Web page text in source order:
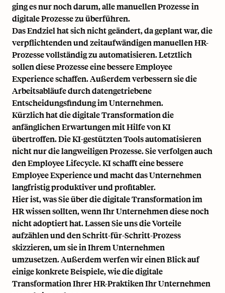
ging es nur noch darum, alle manuellen Prozesse in
digitale Prozesse zu überführen.
Das Endziel hat sich nicht geändert, da geplant war, die
verpflichtenden und zeitaufwändigen manuellen HR-
Prozesse vollständig zu automatisieren. Letztlich
sollen diese Prozesse eine bessere Employee
Experience schaffen. Außerdem verbessern sie die
Arbeitsabläufe durch datengetriebene
Entscheidungsfindung im Unternehmen.
Kürzlich hat die digitale Transformation die
anfänglichen Erwartungen mit Hilfe von KI
übertroffen. Die KI-gestützten Tools automatisieren
nicht nur die langweiligen Prozesse. Sie verfolgen auch
den Employee Lifecycle. KI schafft eine bessere
Employee Experience und macht das Unternehmen
langfristig produktiver und profitabler.
Hier ist, was Sie über die digitale Transformation im
HR wissen sollten, wenn Ihr Unternehmen diese noch
nicht adoptiert hat. Lassen Sie uns die Vorteile
aufzählen und den Schritt-für-Schritt-Prozess
skizzieren, um sie in Ihrem Unternehmen
umzusetzen. Außerdem werfen wir einen Blick auf
einige konkrete Beispiele, wie die digitale
Transformation Ihrer HR-Praktiken Ihr Unternehmen